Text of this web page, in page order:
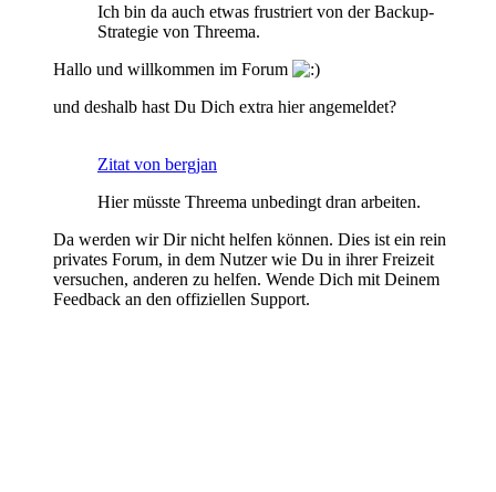
Ich bin da auch etwas frustriert von der Backup-
Strategie von Threema.
Hallo und willkommen im Forum
und deshalb hast Du Dich extra hier angemeldet?
Zitat von bergjan
Hier müsste Threema unbedingt dran arbeiten.
Da werden wir Dir nicht helfen können. Dies ist ein rein
privates Forum, in dem Nutzer wie Du in ihrer Freizeit
versuchen, anderen zu helfen. Wende Dich mit Deinem
Feedback an den offiziellen Support.